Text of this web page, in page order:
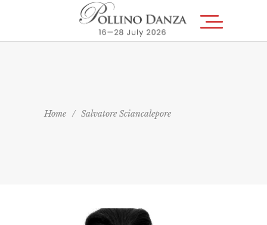
Home / Salvatore Sciancalepore